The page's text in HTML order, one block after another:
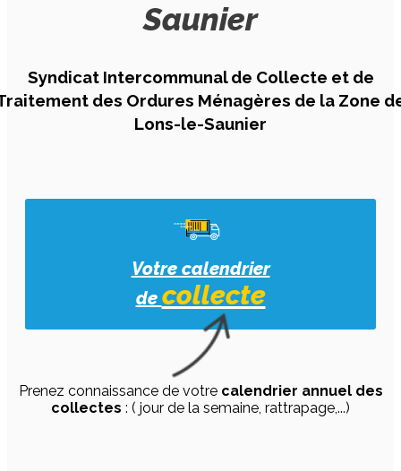
Saunier
Syndicat Intercommunal de Collecte et de
des Ordures Ménagères de la Zone
Lons-le-Saunier
Votre calendrier
de collecte
Prenez connaissance de votre calendrier annuel des
collectes : ( jour de la semaine, rattrapage,...)